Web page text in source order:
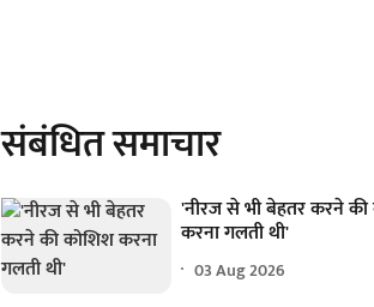
संबंधित समाचार
'नीरज से भी बेहतर करने
करना गलती थी'
03 Aug 2026